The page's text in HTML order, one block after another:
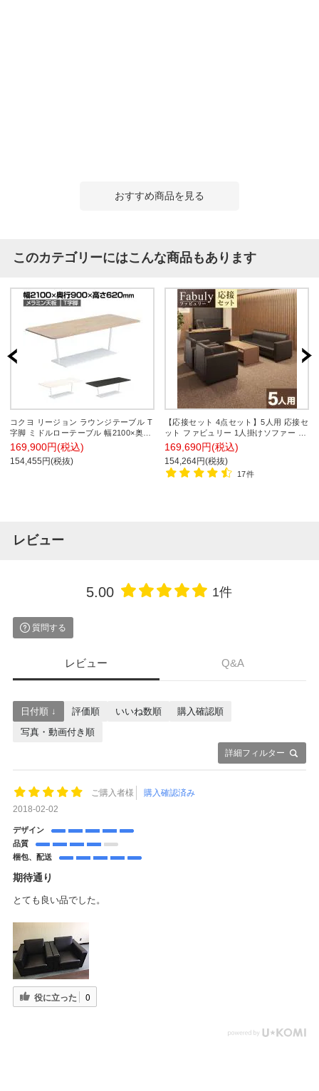
おすすめ商品を見る
このカテゴリーにはこんな商品もあります
コクヨ リージョン ラウンジテーブル T
字脚 ミドルローテーブル 幅2100×奥行
900×高さ620mm 角形 脚ホワイト LT-
RG219MLSAAM 会議テーブル ミーテ
ィングテーブル
169,900円(税込)
154,455円(税抜)
【応接セット 4点セット】5人用 応接セ
ット ファビュリー 1人掛けソファー ×2
+ 3人掛けソファー + 木製応接テーブル
169,690円(税込)
154,264円(税抜)
17件
レビュー
5.00 1件
質問する
レビュー Q&A
詳細フィルター
日付順 ↓ 評価順 いいね数順
購入確認順
写真・動画付き順
ご購入者様
購入確認済み
2018-02-02
デザイン
品質
梱包、配送
期待通り
とても良い品でした。
役に立った 0